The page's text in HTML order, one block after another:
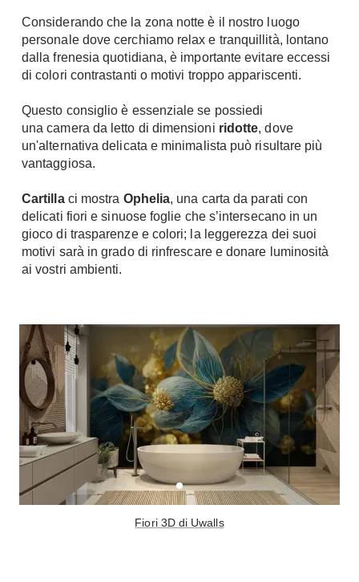
Considerando che la zona notte è il nostro luogo
personale dove cerchiamo relax e tranquillità, lontano
dalla frenesia quotidiana, è importante evitare eccessi
di colori contrastanti o motivi troppo appariscenti.
Questo consiglio è essenziale se possiedi
una camera da letto di dimensioni ridotte, dove
un'alternativa delicata e minimalista può risultare più
vantaggiosa.
Cartillaci mostra Ophelia, una carta da parati con
delicati fiori e sinuose foglie che s’intersecano in un
gioco di trasparenze e colori; la leggerezza dei suoi
motivi sarà in grado di rinfrescare e donare luminosità
ai vostri ambienti.
Fiori 3D di Uwalls